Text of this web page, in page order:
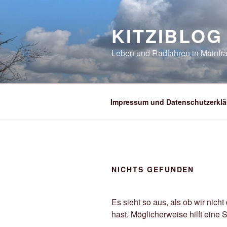
springen
KITZIBLOG
Leben und Radfahren in
Impressum und
NICHTS GEFUNDEN
Es sieht so aus, als ob wir
hast. Möglicherweise hilft eine